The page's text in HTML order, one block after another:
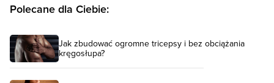
Polecane dla Ciebie:
Jak zbudować ogromne tricepsy i bez obciążania
kręgosłupa?